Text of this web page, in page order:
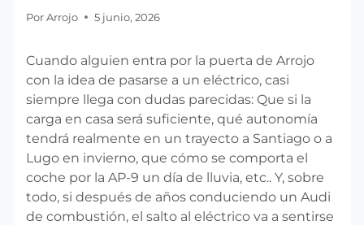
Por Arrojo 5 junio, 2026
Cuando alguien entra por la puerta de Arrojo
con la idea de pasarse a un eléctrico, casi
siempre llega con dudas parecidas: Que si la
carga en casa será suficiente, qué autonomía
tendrá realmente en un trayecto a Santiago o a
Lugo en invierno, que cómo se comporta el
coche por la AP-9 un día de lluvia, etc.. Y, sobre
todo, si después de años conduciendo un Audi
de combustión, el salto al eléctrico va a sentirse